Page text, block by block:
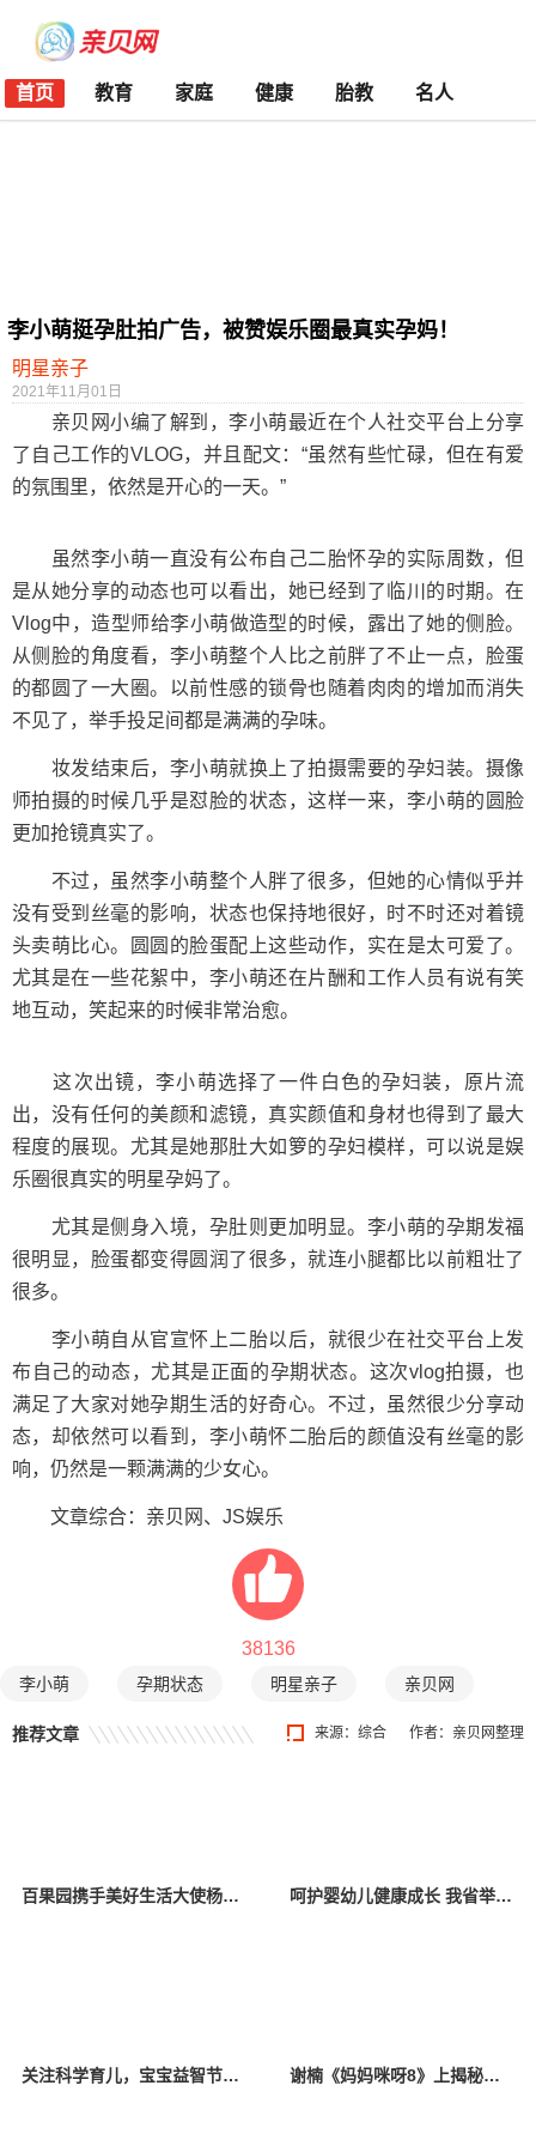
首页 教育 家庭 健康 胎教 名人
李小萌挺孕肚拍广告，被赞娱乐圈最真实孕妈！
明星亲子
2021年11月01日
亲贝网小编了解到，李小萌最近在个人社交平台上分享
了自己工作的VLOG，并且配文：“虽然有些忙碌，但在有爱
的氛围里，依然是开心的一天。”
虽然李小萌一直没有公布自己二胎怀孕的实际周数，但
是从她分享的动态也可以看出，她已经到了临川的时期。在
Vlog中，造型师给李小萌做造型的时候，露出了她的侧脸。
从侧脸的角度看，李小萌整个人比之前胖了不止一点，脸蛋
的都圆了一大圈。以前性感的锁骨也随着肉肉的增加而消失
不见了，举手投足间都是满满的孕味。
妆发结束后，李小萌就换上了拍摄需要的孕妇装。摄像
师拍摄的时候几乎是怼脸的状态，这样一来，李小萌的圆脸
更加抢镜真实了。
不过，虽然李小萌整个人胖了很多，但她的心情似乎并
没有受到丝毫的影响，状态也保持地很好，时不时还对着镜
头卖萌比心。圆圆的脸蛋配上这些动作，实在是太可爱了。
尤其是在一些花絮中，李小萌还在片酬和工作人员有说有笑
地互动，笑起来的时候非常治愈。
这次出镜，李小萌选择了一件白色的孕妇装，原片流
出，没有任何的美颜和滤镜，真实颜值和身材也得到了最大
程度的展现。尤其是她那肚大如箩的孕妇模样，可以说是娱
乐圈很真实的明星孕妈了。
尤其是侧身入境，孕肚则更加明显。李小萌的孕期发福
很明显，脸蛋都变得圆润了很多，就连小腿都比以前粗壮了
很多。
李小萌自从官宣怀上二胎以后，就很少在社交平台上发
布自己的动态，尤其是正面的孕期状态。这次vlog拍摄，也
满足了大家对她孕期生活的好奇心。不过，虽然很少分享动
态，却依然可以看到，李小萌怀二胎后的颜值没有丝毫的影
响，仍然是一颗满满的少女心。
文章综合：亲贝网、JS娱乐
38136
李小萌 孕期状态 明星亲子 亲贝网
来源：综合 作者：亲贝网整理
推荐文章
百果园携手美好生活大使杨幂，关爱中国儿童少年基金会困境儿童 呵护婴幼儿健康成长 我省举办托育服务宣传活动
关注科学育儿，宝宝益智节目《528宝宝智趣欢乐汇》定档 谢楠《妈妈咪呀8》上揭秘吴京育儿必学项目，初代“香妃”唤醒追剧回忆